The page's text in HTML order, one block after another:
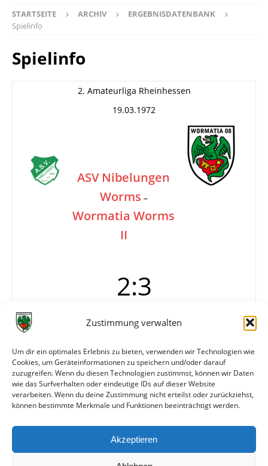
Zustimmung verwalten
Um dir ein optimales Erlebnis zu bieten, verwenden wir Technologien wie
Cookies, um Geräteinformationen zu speichern und/oder darauf
zuzugreifen. Wenn du diesen Technologien zustimmst, können wir Daten
wie das Surfverhalten oder eindeutige IDs auf dieser Website
verarbeiten. Wenn du deine Zustimmung nicht erteilst oder zurückziehst,
können bestimmte Merkmale und Funktionen beeinträchtigt werden.
Akzeptieren
STARTSEITE ARCHIV
ERGEBNISDATENBANK
Spielinfo
Spielinfo
2. Amateurliga Rheinhessen
19.03.1972
ASV Nibelungen
Worms –
Wormatia Worms
II
2:3
1:2 K. Jäger (44.)
2:2 Gumbinger (75.)
2:3 Seluga (80.)
Alle bisherigen Partien der beiden Mannschaften
anzeigen